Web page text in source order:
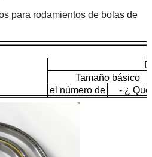
para rodamientos de bolas de
Tamaño básico
el número de
- ¿
25